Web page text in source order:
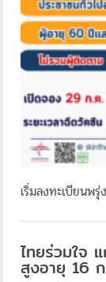
เริ่มลงทะเบียนพรุ่
ไทยร่วมใจ
สูงอายุ 16